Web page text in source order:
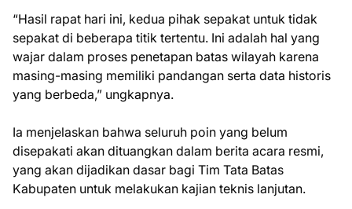
“Hasil rapat hari ini, kedua pihak sepakat untuk tidak
sepakat di beberapa titik tertentu. Ini adalah hal yang
wajar dalam proses penetapan batas wilayah karena
masing-masing memiliki pandangan serta data historis
yang berbeda,” ungkapnya.
Ia menjelaskan bahwa seluruh poin yang belum
disepakati akan dituangkan dalam berita acara resmi,
yang akan dijadikan dasar bagi Tim Tata Batas
Kabupaten untuk melakukan kajian teknis lanjutan.